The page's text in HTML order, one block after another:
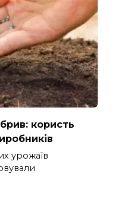
користь
урожаїв